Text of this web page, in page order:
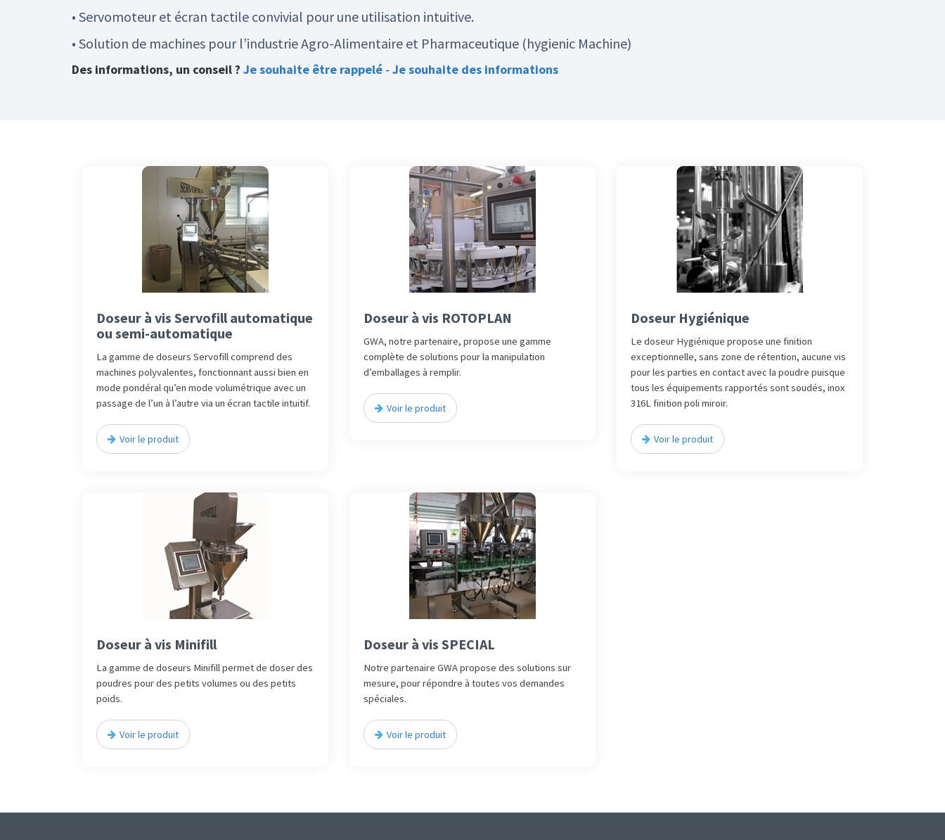
• Servomoteur et écran tactile convivial pour une utilisation intuitive.
• Solution de machines pour l’industrie Agro-Alimentaire et Pharmaceutique (hygienic Machine)
Des informations, un conseil ? Je souhaite être rappelé - Je souhaite des informations
Doseur à vis Servofill automatique
ou semi-automatique
La gamme de doseurs Servofill comprend des
machines polyvalentes, fonctionnant aussi bien en
mode pondéral qu’en mode volumétrique avec un
passage de l’un à l’autre via un écran tactile intuitif.
Voir le produit
Doseur à vis ROTOPLAN
GWA, notre partenaire, propose une gamme
complète de solutions pour la manipulation
d’emballages à remplir.
Voir le produit
Doseur Hygiénique
Le doseur Hygiénique propose une finition
exceptionnelle, sans zone de rétention, aucune vis
pour les parties en contact avec la poudre puisque
tous les équipements rapportés sont soudés, inox
316L finition poli miroir.
Voir le produit
Doseur à vis Minifill
La gamme de doseurs Minifill permet de doser des
poudres pour des petits volumes ou des petits
poids.
Voir le produit
Doseur à vis SPECIAL
Notre partenaire GWA propose des solutions sur
mesure, pour répondre à toutes vos demandes
spéciales.
Voir le produit